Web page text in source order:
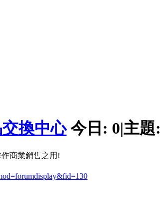
換中心 今日: 0|主題:
商業銷售之用!